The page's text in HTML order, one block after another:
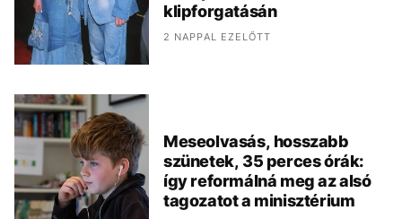
klipforgatásán
2 NAPPAL EZELŐTT
Meseolvasás, hosszabb
szünetek, 35 perces órák:
így reformálná meg az alsó
tagozatot a minisztérium